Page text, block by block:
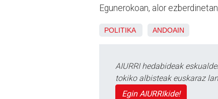
Egunerokoan, alor
POLITIKA ANDOAIN
AIURRI hedabideak
tokiko albisteak euskaraz
Egin AIURRIkide!